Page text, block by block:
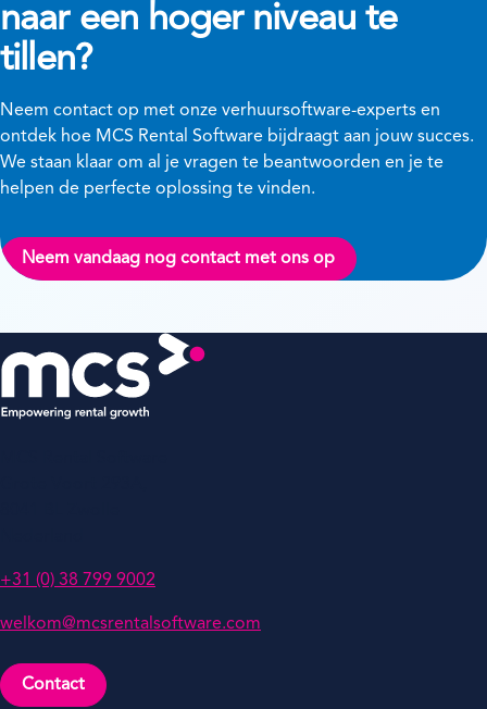
naar een hoger niveau te
tillen?
Neem contact op met onze verhuursoftware-experts en
ontdek hoe MCS Rental Software bijdraagt aan jouw succes.
We staan klaar om al je vragen te beantwoorden en je te
helpen de perfecte oplossing te vinden.
Neem vandaag nog contact met ons op
+31 (0) 38 799 9002
welkom@mcsrentalsoftware.com
Contact